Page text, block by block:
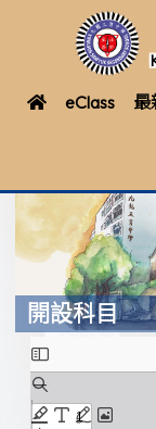
eClass 最
開設科目